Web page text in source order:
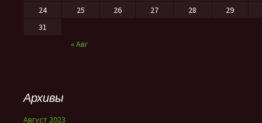
« Авг
24
25 26 27 28
29
31
Архивы
Август 2023